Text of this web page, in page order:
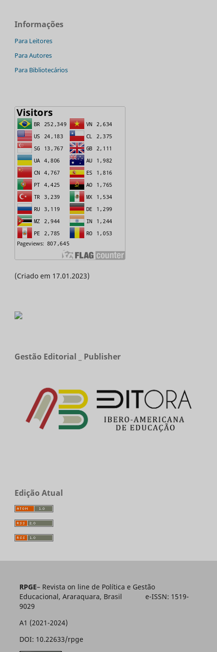
Informações
Para Leitores
Para Autores
Para Bibliotecários
(Criado em 17.01.2023)
Gestão Editorial _ Publisher
Edição Atual
RPGE– Revista on line de Política e Gestão
Educacional, Araraquara, Brasil e-ISSN: 1519-
9029
A1 (2021-2024)
DOI: 10.22633/rpge